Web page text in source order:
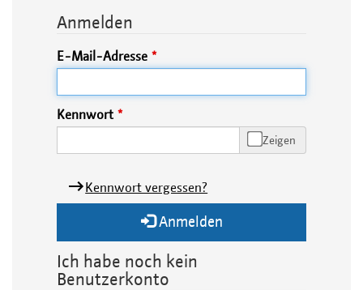
Anmelden
E-Mail-Adresse
Kennwort
Zeigen
Kennwort vergessen?
Anmelden
Ich habe noch kein
Benutzerkonto